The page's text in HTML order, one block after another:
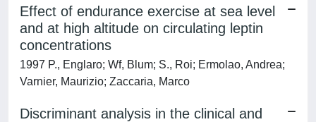
Effect of endurance exercise at sea level
and at high altitude on circulating leptin
concentrations
1997 P., Englaro; Wf, Blum; S., Roi; Ermolao, Andrea;
Varnier, Maurizio; Zaccaria, Marco
Discriminant analysis in the clinical and